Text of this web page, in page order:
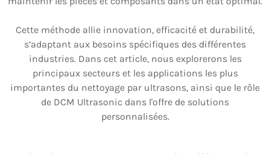
Cette méthode allie innovation, efficacité et durabilité,
s’adaptant aux besoins spécifiques des différentes
industries. Dans cet article, nous explorerons les
principaux secteurs et les applications les plus
importantes du nettoyage par ultrasons, ainsi que le rôle
de DCM Ultrasonic dans l'offre de solutions
personnalisées.